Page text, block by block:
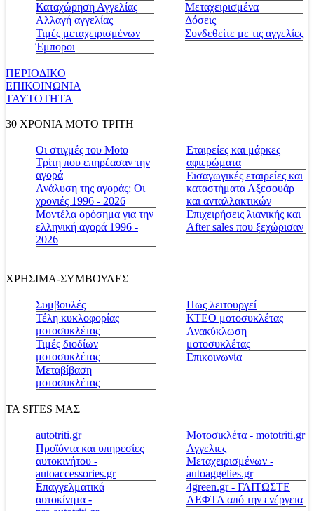
Καταχώρηση Αγγελίας
Αλλαγή αγγελίας
Τιμές μεταχειρισμένων
Έμποροι
Μεταχειρισμένα
Δόσεις
Συνδεθείτε με τις αγγελίες
ΠΕΡΙΟΔΙΚΟ
ΕΠΙΚΟΙΝΩΝΙΑ
ΤΑΥΤΟΤΗΤΑ
30 ΧΡΟΝΙΑ MOTO ΤΡΙΤΗ
Οι στιγμές του Moto
Τρίτη που επηρέασαν την
αγορά
Ανάλυση της αγοράς: Οι
χρονιές 1996 - 2026
Μοντέλα ορόσημα για την
ελληνική αγορά 1996 -
2026
Εταιρείες και μάρκες
αφιερώματα
Εισαγωγικές εταιρείες και
καταστήματα Αξεσουάρ
και ανταλλακτικών
Επιχειρήσεις λιανικής και
After sales που ξεχώρισαν
ΧΡΗΣΙΜΑ-ΣΥΜΒΟΥΛΕΣ
Συμβουλές
Τέλη κυκλοφορίας
μοτοσυκλέτας
Τιμές διοδίων
μοτοσυκλέτας
Μεταβίβαση
μοτοσυκλέτας
Πως λειτουργεί
ΚΤΕΟ μοτοσυκλέτας
Ανακύκλωση
μοτοσυκλέτας
Επικοινωνία
ΤΑ SITES ΜΑΣ
autotriti.gr
Προϊόντα και υπηρεσίες
αυτοκινήτου -
autoaccessories.gr
Επαγγελματικά
αυτοκίνητα -
Μοτοσικλέτα - mototriti.gr
Αγγελιες
Μεταχειρισμένων -
autoaggelies.gr
4green.gr - ΓΛΙΤΩΣΤΕ
ΛΕΦΤΑ από την ενέργεια